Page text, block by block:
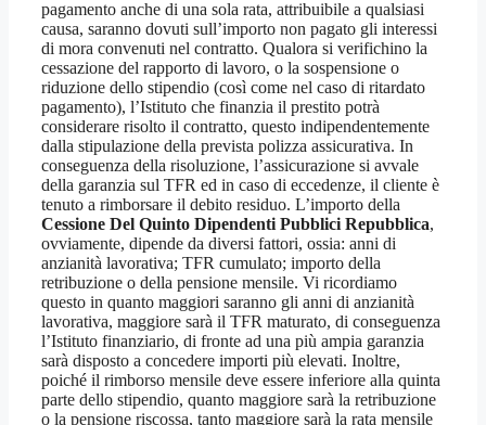
pagamento anche di una sola rata, attribuibile a qualsiasi
causa, saranno dovuti sull’importo non pagato gli interessi
di mora convenuti nel contratto. Qualora si verifichino la
cessazione del rapporto di lavoro, o la sospensione o
riduzione dello stipendio (così come nel caso di ritardato
pagamento), l’Istituto che finanzia il prestito potrà
considerare risolto il contratto, questo indipendentemente
dalla stipulazione della prevista polizza assicurativa. In
conseguenza della risoluzione, l’assicurazione si avvale
della garanzia sul TFR ed in caso di eccedenze, il cliente è
tenuto a rimborsare il debito residuo. L’importo della
Cessione Del Quinto Dipendenti Pubblici Repubblica,
ovviamente, dipende da diversi fattori, ossia: anni di
anzianità lavorativa; TFR cumulato; importo della
retribuzione o della pensione mensile. Vi ricordiamo
questo in quanto maggiori saranno gli anni di anzianità
lavorativa, maggiore sarà il TFR maturato, di conseguenza
l’Istituto finanziario, di fronte ad una più ampia garanzia
sarà disposto a concedere importi più elevati. Inoltre,
poiché il rimborso mensile deve essere inferiore alla quinta
parte dello stipendio, quanto maggiore sarà la retribuzione
o la pensione riscossa, tanto maggiore sarà la rata mensile